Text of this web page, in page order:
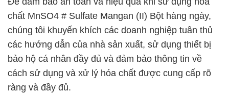
chất MnSO4 # Sulfate Mangan (II) Bột hàng ngày,
chúng tôi khuyến khích các doanh nghiệp tuân thủ
các hướng dẫn của nhà sản xuất, sử dụng thiết bị
bảo hộ cá nhân đầy đủ và đảm bảo thông tin về
cách sử dụng và xử lý hóa chất được cung cấp rõ
ràng và đầy đủ.